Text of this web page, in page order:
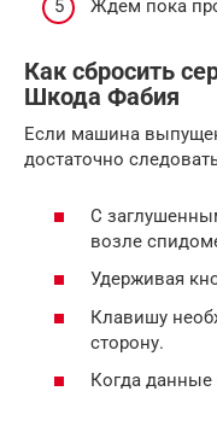
Ждем пока
Как сбросить
Шкода Фабия
Если машина
достаточно
С
возле
Удерживая
Клавишу
сторону.
Когда данные